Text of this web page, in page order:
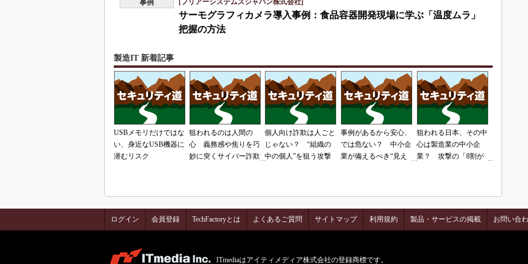
事例 [フリアーシステムズジャパン株式会社]
サーモグラフィカメラ導入事例：食品容器開発現場に学ぶ「温度ムラ」
把握の方法
製造IT 新着記事
USBメモリだけではな
い、身近なUSB機器に
潜むリスク
狙われるのは人間の
心 義務感や焦りを巧
妙に突くサイバー詐欺
個人向け詐欺は人ごと
じゃない？ “組織の
中の個人”を狙う攻撃
事例があるから安心、
では危ない？ 中小企
業が備えるべき“見え
狙われる日本、その中
心は製造業の中小企
業？ 攻撃の「8割が
ログイン 会員登録 TechFactoryとは よくあるご質問 サイトマップ 利用規約 製品・サービスの掲載 お問い合
ITmediaはアイティメディア株式会社の登録商標です。